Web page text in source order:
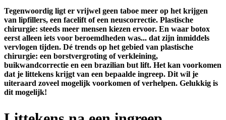
Tegenwoordig ligt er vrijwel geen taboe meer op het krijgen
van lipfillers, een facelift of een neuscorrectie. Plastische
chirurgie: steeds meer mensen kiezen ervoor. En waar botox
eerst alleen iets voor beroemdheden was... dat zijn inmiddels
vervlogen tijden. Dé trends op het gebied van plastische
chirurgie: een borstvergroting of verkleining,
buikwandcorrectie en een brazilian but lift. Het kan voorkomen
dat je littekens krijgt van een bepaalde ingreep. Dit wil je
uiteraard zoveel mogelijk voorkomen of verhelpen. Gelukkig is
dit mogelijk!